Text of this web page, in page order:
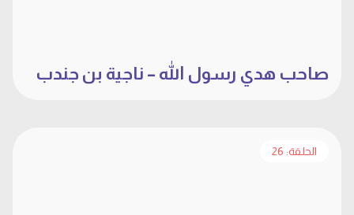
صاحب هدي رسول الله – ناجية بن جندب
الحلقة: 26